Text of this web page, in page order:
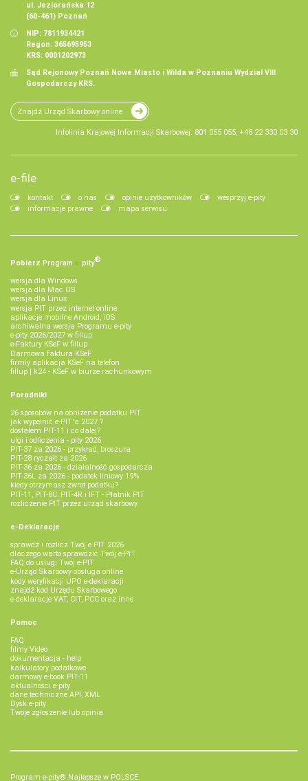
ul. Jeziorańska 12
(60-461) Poznań
NIP: 7811934421
Regon: 365695953
KRS: 0001202973
Sąd Rejonowy Poznań Nowe Miasto i Wilda w Poznaniu Wydział VIII
Gospodarczy KRS.
Znajdź Urząd Skarbowy online
Infolinia Krajowej Informacji Skarbowej: 801 055 055, +48 22 330 03 30
e-file
kontakt o nas opinie użytkowników
wesprzyj e-pity
informacje prawne
mapa serwisu
Pobierz Program e‑pity®
wersja dla Windows
wersja dla Mac OS
wersja dla Linux
wersja PIT przez internet online
aplikacje mobilne Android, iOS
archiwalna wersja Programu e-pity
e-pity 2026/2027 w fillup
e‑Faktury KSeF w fillup
Darmowa faktura KSeF
firmly aplikacja KSeF na telefon
fillup | k24 - KSeF w biurze rachunkowym
Poradniki
26 sposobów na obniżenie podatku PIT
jak wypełnić e-PIT'a 2027 ?
dostałem PIT-11 i co dalej?
ulgi i odliczenia - pity 2026
PIT-37 za 2026 - przykład, broszura
PIT-28 ryczałt za 2026
PIT-36 za 2026 - działalność gospodarcza
PIT-36L za 2026 - podatek liniowy 19%
kiedy otrzymasz zwrot podatku?
PIT-11, PIT-8C, PIT-4R i IFT - Płatnik PIT
rozliczenie PIT przez urząd skarbowy
e-Deklaracje
sprawdź i rozlicz Twój e PIT 2026
dlaczego warto sprawdzić Twój e-PIT
FAQ do usługi Twój e-PIT
e-Urząd Skarbowy obsługa online
kody weryfikacji UPO e-deklaracji
znajdź kod Urzędu Skarbowego
e-deklaracje VAT, CIT, PCC oraz inne
Pomoc
FAQ
filmy Video
dokumentacja - help
kalkulatory podatkowe
darmowy e-book PIT-11
aktualności e-pity
dane techniczne API, XML
Dysk e-pity
Twoje zgłoszenie lub opinia
Program e-pity® Najlepsze w POLSCE.